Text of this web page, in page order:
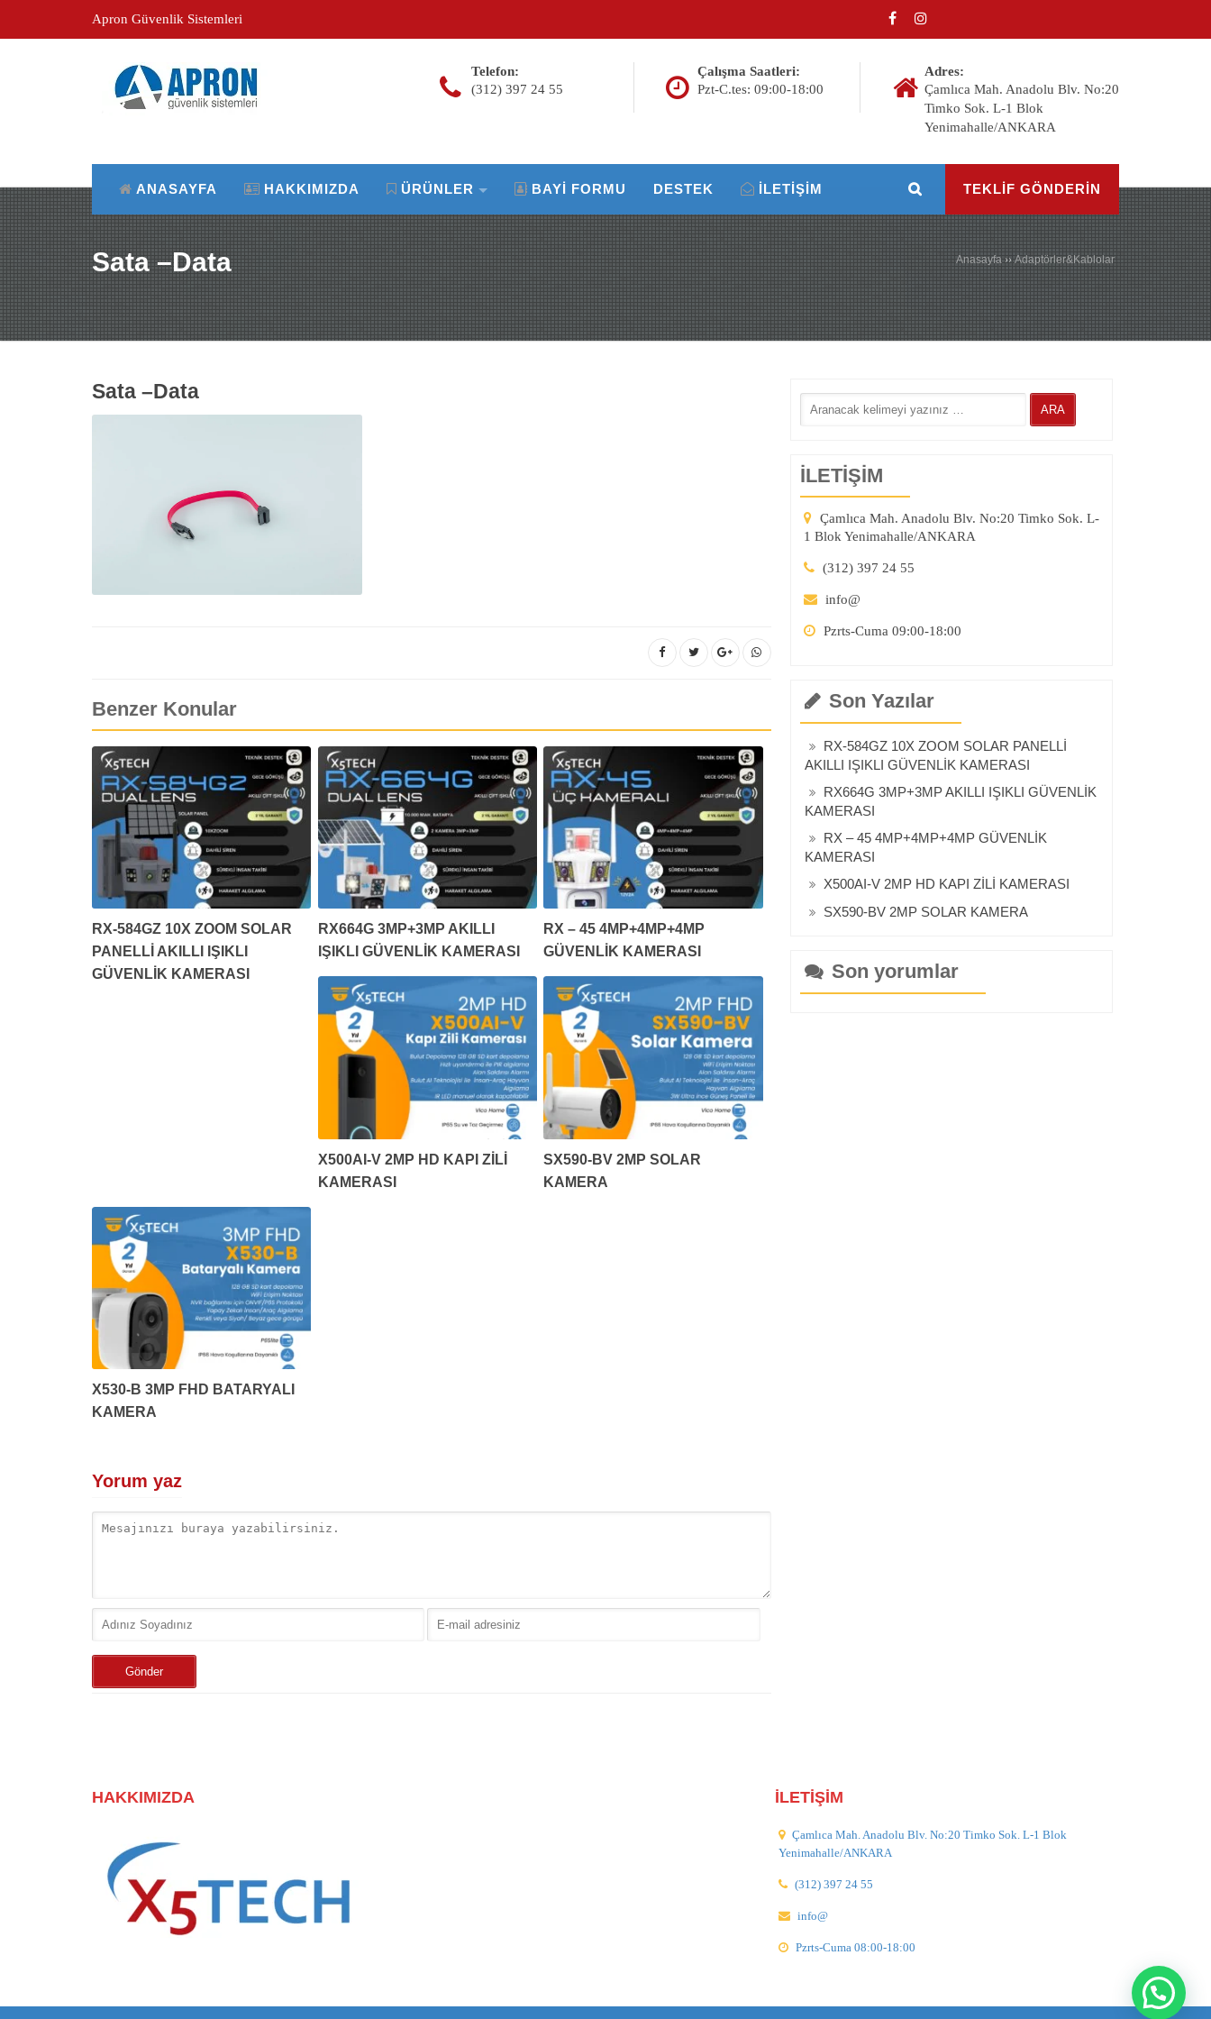
Apron Güvenlik Sistemleri
Telefon:
(312) 397 24 55
Çalışma Saatleri:
Pzt-C.tes: 09:00-18:00
Adres:
Çamlıca Mah. Anadolu Blv. No:20
Timko Sok. L-1 Blok
Yenimahalle/ANKARA
ANASAYFA HAKKIMIZDA ÜRÜNLER BAYI FORMU DESTEK İLETIŞIM TEKLİF GÖNDERİN
Sata –Data Anasayfa ››Adaptörler&Kablolar
Sata –Data
Benzer Konular
RX-584GZ 10X ZOOM SOLAR
PANELLİ AKILLI IŞIKLI
GÜVENLİK KAMERASI
RX664G 3MP+3MP AKILLI
IŞIKLI GÜVENLİK KAMERASI
RX – 45 4MP+4MP+4MP
GÜVENLİK KAMERASI
X500AI-V 2MP HD KAPI ZİLİ
KAMERASI
SX590-BV 2MP SOLAR
KAMERA
X530-B 3MP FHD BATARYALI
KAMERA
Yorum yaz
İLETİŞİM
Çamlıca Mah. Anadolu Blv. No:20 Timko Sok. L-
1 Blok Yenimahalle/ANKARA
(312) 397 24 55
info@
Pzrts-Cuma 09:00-18:00
Son Yazılar
RX-584GZ 10X ZOOM SOLAR PANELLİ
AKILLI IŞIKLI GÜVENLİK KAMERASI
RX664G 3MP+3MP AKILLI IŞIKLI GÜVENLİK
KAMERASI
RX – 45 4MP+4MP+4MP GÜVENLİK
KAMERASI
X500AI-V 2MP HD KAPI ZİLİ KAMERASI
SX590-BV 2MP SOLAR KAMERA
Son yorumlar
HAKKIMIZDA İLETİŞİM
Çamlıca Mah. Anadolu Blv. No:20 Timko Sok. L-1 Blok
Yenimahalle/ANKARA
(312) 397 24 55
info@
Pzrts-Cuma 08:00-18:00